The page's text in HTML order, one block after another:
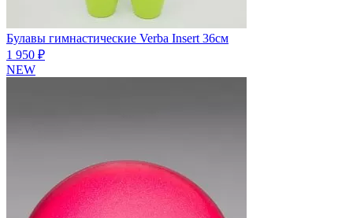
Булавы гимнастические Verba Insert 36см
1 950 ₽
NEW